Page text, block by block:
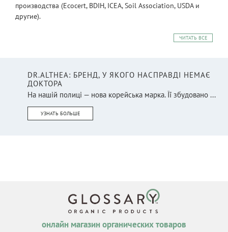
производства (Ecocert, BDIH, ICEA, Soil Association, USDA и
другие).
ЧИТАТЬ ВСЕ
DR.ALTHEA: БРЕНД, У ЯКОГО НАСПРАВДІ НЕМАЄ
ДОКТОРА
На нашій полиці — нова корейська марка. Її збудовано ...
УЗНАТЬ БОЛЬШЕ
онлайн магазин органических товаров